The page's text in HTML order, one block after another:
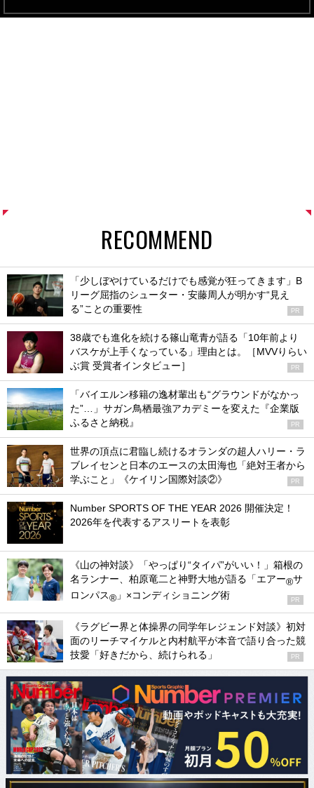
RECOMMEND
「少しぼやけているだけでも感覚が狂ってきます」B
リーグ屈指のシューター・安藤周人が明かす“見え
る”ことの重要性
PR
38歳でも進化を続ける篠山竜青が語る「10年前より
バスケが上手くなっている」理由とは。［MVVりらい
ぶ賞 受賞者インタビュー］
PR
「バイエルン移籍の逸材輩出も“グラウンドがなかっ
た”…」サガン鳥栖最強アカデミーを変えた『企業版
ふるさと納税』
PR
世界の頂点に君臨し続けるオランダの超人ハリー・ラ
ブレイセンと日本のエースの太田海也「絶対王者から
学ぶこと」《ケイリン国際対談②》
PR
Number SPORTS OF THE YEAR 2026 開催決定！
2026年を代表するアスリートを表彰
《山の神対談》「やっぱり“タイパ”がいい！」箱根の
名ランナー、柏原竜二と神野大地が語る「エアー®サ
ロンパス® 」×コンディショニング術 PR
《ラグビー界と体操界の同学年レジェンド対談》初対
面のリーチマイケルと内村航平が本音で語り合った競
技愛「好きだから、続けられる」
PR